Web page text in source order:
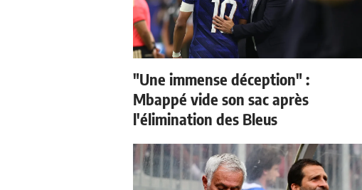
"Une immense déception" :
Mbappé vide son sac après
l'élimination des Bleus